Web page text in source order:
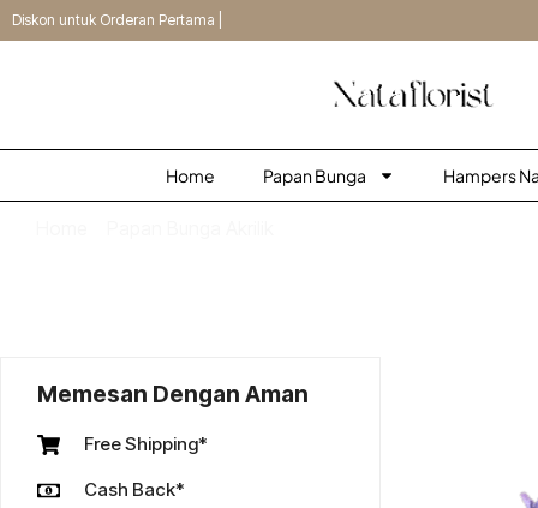
Diskon untuk Orderan Pertama |
Home Papan Bunga Hampers
Memesan Dengan Aman
Free Shipping*
Cash Back*